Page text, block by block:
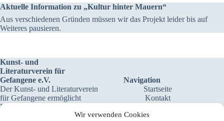
Wir verwenden Cookies
Aktuelle Information zu „Kultur hinter Mauern“
Aus verschiedenen Gründen müssen wir das Projekt leider bis auf
Weiteres pausieren.
Kunst- und
Literaturverein für
Gefangene e.V.
Navigation
Der Kunst- und Literaturverein
für Gefangene ermöglicht
Menschen in
Justizvollzugsanstalten und
Startseite
Kontakt
Cookie-Richtlinie (EU)